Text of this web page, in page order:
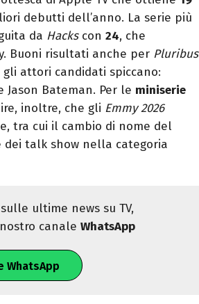
debutti dell’anno. La serie più
da Hackscon 24, che
Buoni risultati anche per Pluribus
gli attori candidati spiccano:
Jason Bateman. Per le miniserie
inoltre, che gli Emmy 2026
tra cui il cambio di nome del
dei talk show nella categoria
ultime news su TV,
nostro canaleWhatsApp
WhatsApp